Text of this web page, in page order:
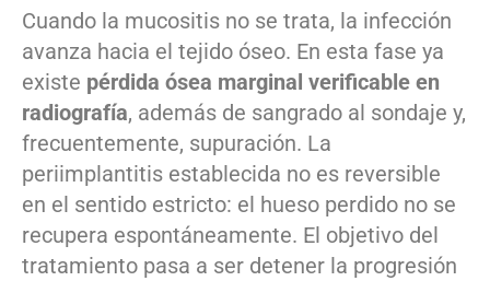
Cuando la mucositis no se trata, la infección
avanza hacia el tejido óseo. En esta fase ya
existe pérdida ósea marginal verificable en
radiografía, además de sangrado al sondaje y,
frecuentemente, supuración. La
periimplantitis establecida no es reversible
en el sentido estricto: el hueso perdido no se
recupera espontáneamente. El objetivo del
tratamiento pasa a ser detener la progresión